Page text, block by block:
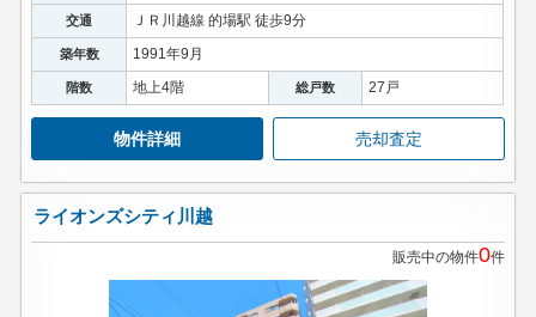
交通 ＪＲ川越線 的場駅 徒歩9分
築年数 1991年9月
階数 地上4階 総戸数 27戸
物件詳細 売却査定
ライオンズシティ川越
販売中の物件0件